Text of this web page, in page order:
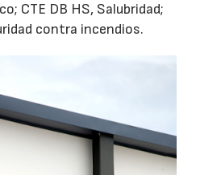
CTE DB HS, Salubridad;
contra incendios.